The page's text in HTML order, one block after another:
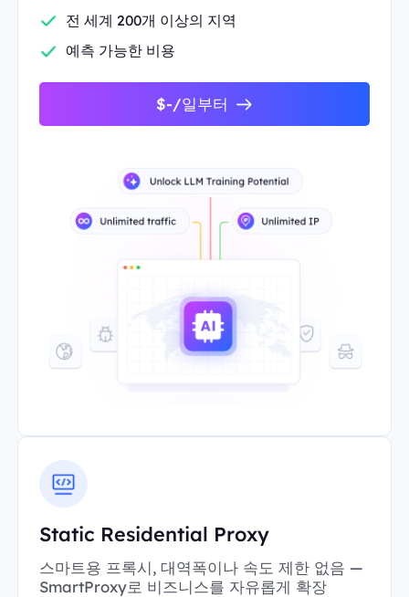
전 세계 200개 이상의 지역
예측 가능한 비용
$-/일부터
Static Residential Proxy
스마트용 프록시, 대역폭이나 속도 제한 없음 —
SmartProxy로 비즈니스를 자유롭게 확장